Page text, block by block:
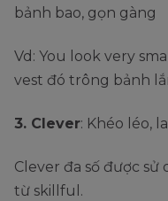
bảnh bao, gọn gàng
Vd: You look very
vest đó trông bảnh
3. Clever: Khéo léo,
Clever đa số được
từ skillful.